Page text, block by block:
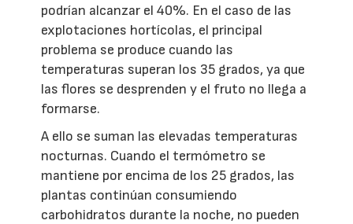
podrían alcanzar el 40%. En el caso de las
explotaciones hortícolas, el principal
problema se produce cuando las
temperaturas superan los 35 grados, ya que
las flores se desprenden y el fruto no llega a
formarse.
A ello se suman las elevadas temperaturas
nocturnas. Cuando el termómetro se
mantiene por encima de los 25 grados, las
plantas continúan consumiendo
carbohidratos durante la noche, no pueden